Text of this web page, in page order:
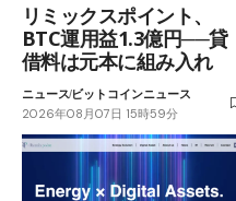
リミックスポイント、
BTC運用益1.3億円──貸
借料は元本に組み入れ
ニュースビットコインニュース
2026年08月07日 15時59分